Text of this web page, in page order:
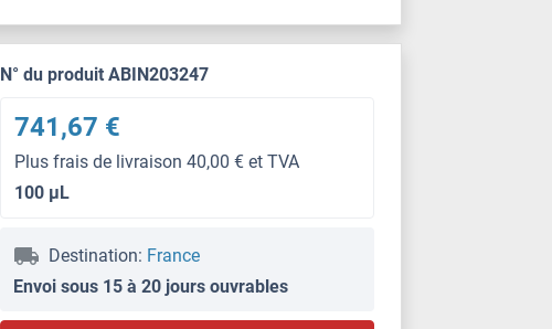
N° du produit ABIN203247
741,67 €
Plus frais de livraison 40,00 € et TVA
100 μL
Destination: France
Envoi sous 15 à 20 jours ouvrables